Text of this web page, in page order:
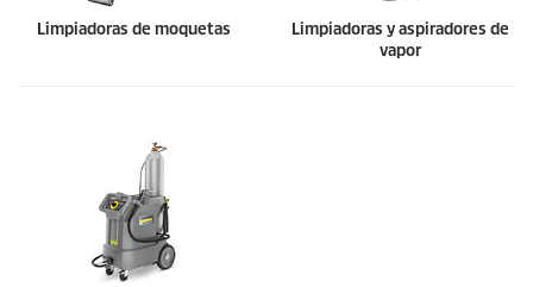
Limpiadoras de moquetas
Limpiadoras y aspiradores de
vapor